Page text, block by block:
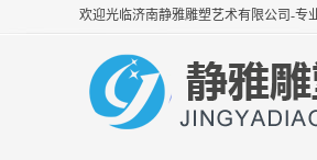
欢迎光临济南静雅雕塑艺术有限公司-专